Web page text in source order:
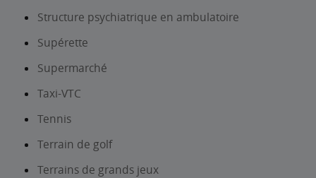
Structure psychiatrique en ambulatoire
Supérette
Supermarché
Taxi-VTC
Tennis
Terrain de golf
Terrains de grands jeux